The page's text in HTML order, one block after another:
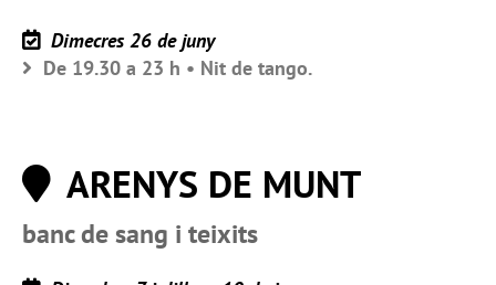
Dimecres 26 de juny
De 19.30 a 23 h • Nit de tango.
ARENYS DE MUNT
banc de sang i teixits